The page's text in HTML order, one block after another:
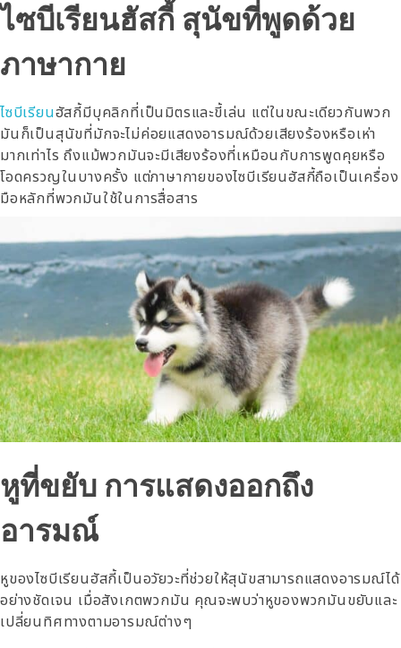
ไซบีเรียนฮัสกี้ สุนัขที่พูดด้วย
ภาษากาย
ไซบีเรียนฮัสกี้มีบุคลิกที่เป็นมิตรและขี้เล่น แต่ในขณะเดียวกันพวก
มันก็เป็นสุนัขที่มักจะไม่ค่อยแสดงอารมณ์ด้วยเสียงร้องหรือเห่า
มากเท่าไร ถึงแม้พวกมันจะมีเสียงร้องที่เหมือนกับการพูดคุยหรือ
โอดครวญในบางครั้ง แต่ภาษากายของไซบีเรียนฮัสกี้ถือเป็นเครื่อง
มือหลักที่พวกมันใช้ในการสื่อสาร
หูที่ขยับ การแสดงออกถึง
อารมณ์
หูของไซบีเรียนฮัสกี้เป็นอวัยวะที่ช่วยให้สุนัขสามารถแสดงอารมณ์ได้
อย่างชัดเจน เมื่อสังเกตพวกมัน คุณจะพบว่าหูของพวกมันขยับและ
เปลี่ยนทิศทางตามอารมณ์ต่างๆ